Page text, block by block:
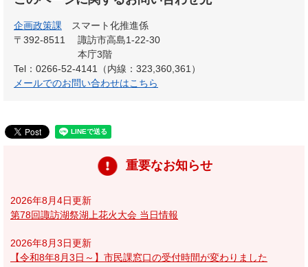
企画政策課
スマート化推進係
〒392-8511
諏訪市高島1-22-30
本庁3階
Tel：0266-52-4141（内線：323,360,361）
メールでのお問い合わせはこちら
重要なお知らせ
2026年8月4日更新
第78回諏訪湖祭湖上花火大会 当日情報
2026年8月3日更新
【令和8年8月3日～】市民課窓口の受付時間が変わりました